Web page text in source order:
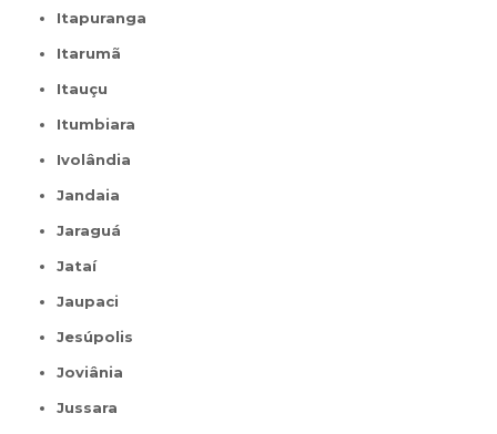
Itapuranga
Itarumã
Itauçu
Itumbiara
Ivolândia
Jandaia
Jaraguá
Jataí
Jaupaci
Jesúpolis
Joviânia
Jussara